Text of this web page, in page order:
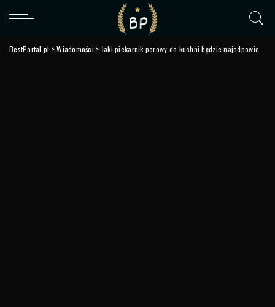
BestPortal.pl >Wiadomości > Jaki piekarnik parowy do kuchni będzie najodpowiedniejszy?